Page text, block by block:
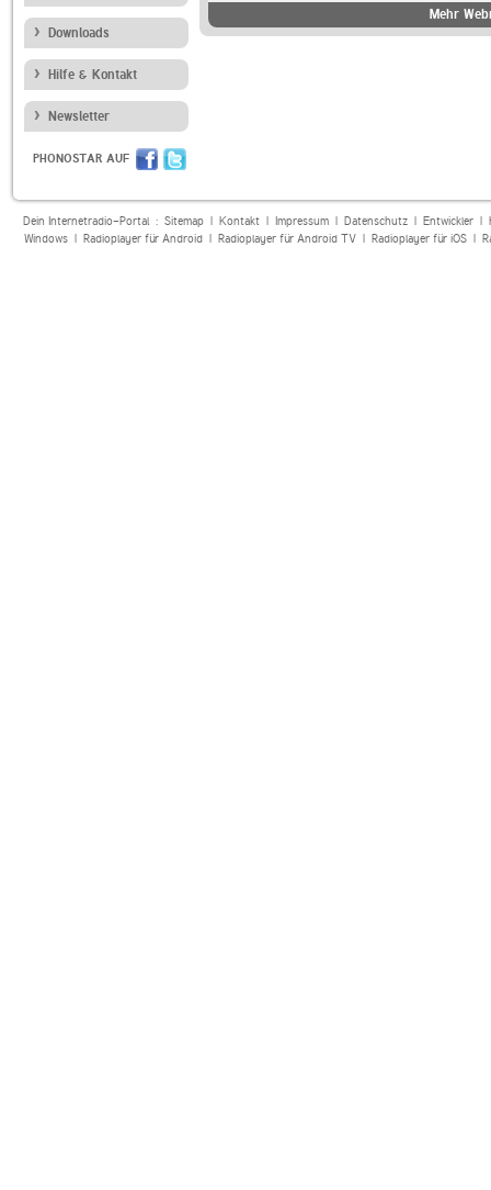
Downloads
Hilfe & Kontakt
Newsletter
PHONOSTAR AUF
Mehr
Dein Internetradio-Portal : Sitemap| Kontakt| Impressum| Datenschutz| Entwickler|
Windows| Radioplayer für Android| Radioplayer für Android TV| Radioplayer für iOS|